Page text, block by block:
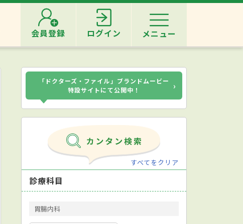
会員登録 ログイン メニュー
「ドクターズ・ファイル」ブランドムービー
特設サイトにて公開中！
›
すべてをクリア
診療科目
胃腸内科